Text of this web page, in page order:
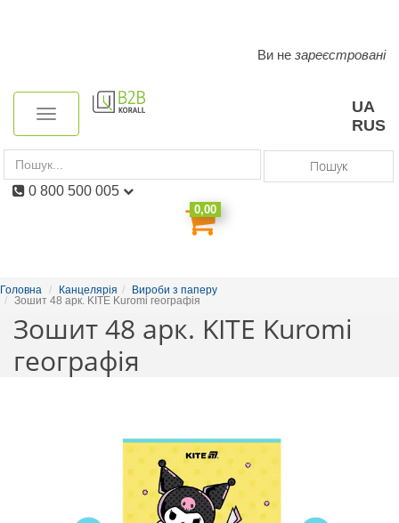
navigation
Toggle
UA
RUS
Пошук
0,00
Ви не зареєстровані
0 800 500 005
Головна Канцелярія
Вироби з паперу
Зошит 48 арк. KITE Kuromi географія
Зошит 48 арк. KITE Kuromi
географія